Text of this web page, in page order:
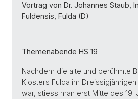
Vortrag von Dr. Johannes Staub,
Fuldensis, Fulda (D)
Themenabende HS 19
Nachdem die alte und berühmte
Klosters Fulda im
war, stiess man erst Mitte des 19.